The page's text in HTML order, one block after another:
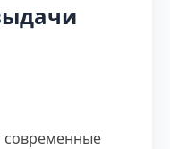
современные